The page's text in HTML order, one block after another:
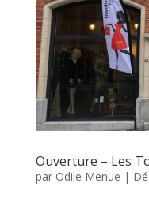
Ouverture – Les
par Odile Menue |